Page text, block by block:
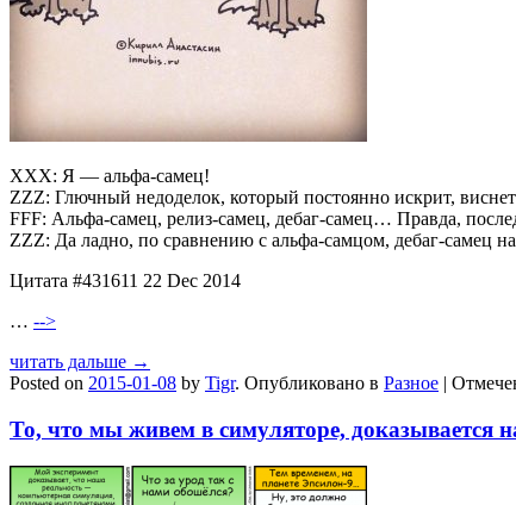
ХХХ: Я — альфа-самец!
ZZZ: Глючный недоделок, который постоянно искрит,
FFF: Альфа-самец, релиз-самец, дебаг-самец… Правда,
ZZZ: Да ладно, по сравнению с альфа-самцом, дебаг-самец
Цитата #431611 22 Dec 2014
… -->
читать дальше →
Posted on 2015-01-08 by Tigr. Опубликовано в Разное |
То, что мы живем в симуляторе, доказывается